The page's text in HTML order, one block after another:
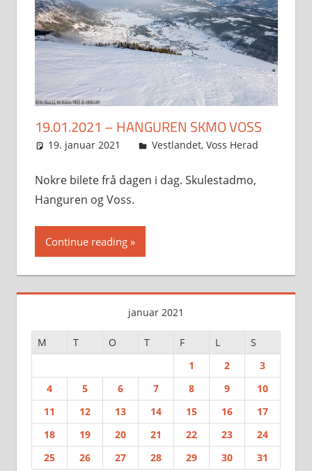
19.01.2021 – HANGUREN SKMO VOSS
19. januar 2021 Svein
Vestlandet, Voss Herad
Nokre bilete frå dagen i dag. Skulestadmo,
Hanguren og Voss.
Continue reading
januar 2021
M T O T F L
S
1
2
3
4
5 6 7 8 9
10
11
12 13 14 15 16
17
18
19 20 21 22 23
24
25
26 27 28 29 30
31